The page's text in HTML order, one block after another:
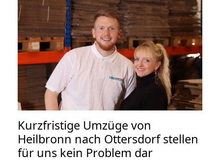
Kurzfristige Umzüge von
Heilbronn nach Ottersdorf stellen
für uns kein Problem dar